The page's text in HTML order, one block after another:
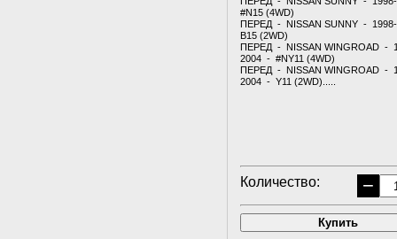
#N15 (4WD)
ПЕРЕД - NISSAN SUNNY -
B15 (2WD)
ПЕРЕД - NISSAN WINGROAD -
2004 - #NY11 (4WD)
ПЕРЕД - NISSAN WINGROAD -
2004 - Y11 (2WD).....
Количество: −
Купить